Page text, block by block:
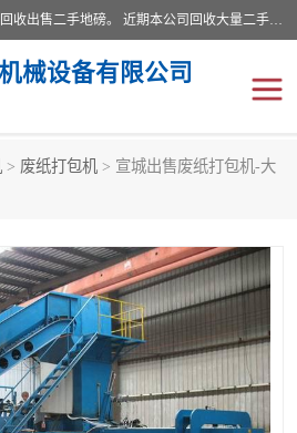
本公司常年出售回收二手地磅，回收出售二手地磅。 近期本公司回收大量二手地磅，型号齐全，宽度从2米到3.5米，长度5米到25米，承重吨位从10到200吨，成色7—9成新。 ? 使用年限6个月至2年，产品来源于个人闲置品，工矿企业停用品，因小换大而来。 精准度和新的一样， 二手地磅是内行人的选择，打个电话就省钱朋友您好等什么
械设备有限公司
> 废纸打包机 > 宣城出售废纸打包机-大
废纸打包机
食品烘干机
输送机
全自动输送机